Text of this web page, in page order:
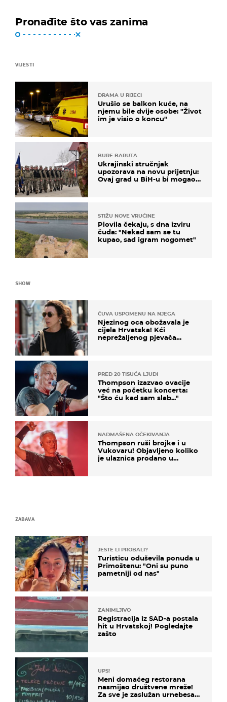
Pronađite što vas zanima
VIJESTI
DRAMA U RIJECI
Urušio se balkon kuće, na
njemu bile dvije osobe: "Život
im je visio o koncu"
BURE BARUTA
Ukrajinski stručnjak
upozorava na novu prijetnju:
Ovaj grad u BiH-u bi mogao
STIŽU NOVE VRUĆINE
Plovila čekaju, s dna izviru
čuda: "Nekad sam se tu
kupao, sad igram nogomet"
SHOW
ČUVA USPOMENU NA NJEGA
Njezinog oca obožavala je
cijela Hrvatska! Kći
neprežaljenog pjevača
PRED 20 TISUĆA LJUDI
Thompson izazvao ovacije
već na početku koncerta:
"Što ću kad sam slab..."
NADMAŠENA OČEKIVANJA
Thompson ruši brojke i u
Vukovaru! Objavljeno koliko
je ulaznica prodano u
ZABAVA
JESTE LI PROBALI?
Turisticu oduševila ponuda u
Primoštenu: "Oni su puno
pametniji od nas"
ZANIMLJIVO
Registracija iz SAD-a postala
hit u Hrvatskoj! Pogledajte
zašto
UPS!
Meni domaćeg restorana
nasmijao društvene mreže!
Za sve je zaslužan urnebesan